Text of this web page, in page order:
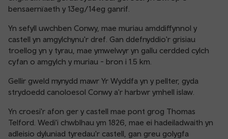
bensaernïaeth y 13eg/14eg ganrif.
Yn sefyll uwchben Conwy, mae muriau amddiffynnol y
castell yn amgylchynu'r dref. Gan ddefnyddio'r grisiau
troellog yn y tyrau, mae ymwelwyr yn gallu cerdded cylch
cyfan o amgylch y muriau - bron i 1.5 km.
Gellir gweld mynydd mawr Yr Wyddfa yn y pellter, gyda
strydoedd canoloesol Conwy a'r harbwr ymhell islaw.
Yn croesi'r afon ger y castell mae pont grog Thomas
Telford. Wedi'i chwblhau ym 1826, mae ei hadeiladwaith yn
adleisio dyluniad tyredau'r castell, gan greu golygfa